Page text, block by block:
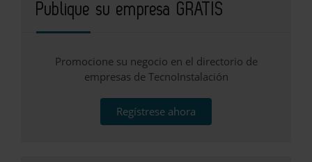
Publique su empresa GRATIS
Promocione su negocio en el directorio de
empresas de TecnoInstalación
Regístrese ahora